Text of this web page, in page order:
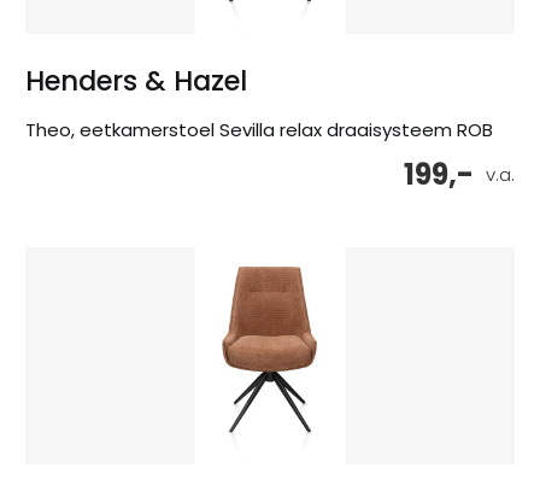
Henders & Hazel
Theo, eetkamerstoel Sevilla relax draaisysteem ROB
v.a.
199,-